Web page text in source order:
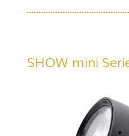
SHOW mini